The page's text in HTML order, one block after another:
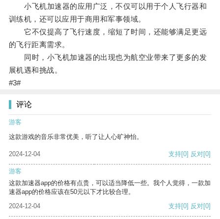
小飞机加速器的应用广泛，不仅可以用于个人飞行器和
训练机，还可以应用于商用和军事领域。
它不仅提高了飞行速度，缩短了时间，还能够满足更远
的飞行距离需求。
同时，小飞机加速器的出现也为航空业带来了更多的发
展机遇和挑战。
#3#
评论
游客
这款游戏的音乐非常优美，听了让人心旷神怡。
2024-12-04 支持[0] 反对[0]
游客
这款加速器app的价格有点贵，可以适当降低一些。我个人觉得，一款加
速器app的价格应该在50元以下才比较合理。
2024-12-04
支持[0] 反对[0]